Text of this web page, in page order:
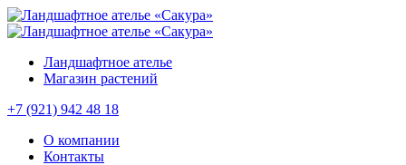
Ландшафтное ателье
Магазин растений
+7 (921) 942 48 18
О компании
Контакты